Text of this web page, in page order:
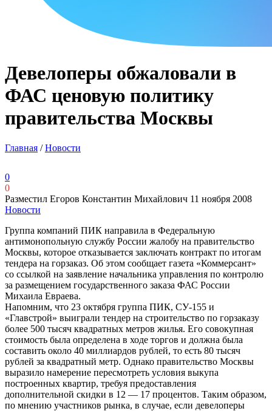
Девелоперы обжаловали в
ФАС ценовую политику
правительства Москвы
Главная /Новости
0
0
Разместил Егоров Константин Михайлович 11 ноября 2008
Новости
Группа компаний ПИК направила в Федеральную
антимонопольную службу России жалобу на правительство
Москвы, которое отказывается заключать контракт по итогам
тендера на горзаказ. Об этом сообщает газета «Коммерсант»
со ссылкой на заявление начальника управления по контролю
за размещением государственного заказа ФАС России
Михаила Евраева.
Напомним, что 23 октября группа ПИК, СУ-155 и
«Главстрой» выиграли тендер на строительство по горзаказу
более 500 тысяч квадратных метров жилья. Его совокупная
стоимость была определена в ходе торгов и должна была
составить около 40 миллиардов рублей, то есть 80 тысяч
рублей за квадратный метр. Однако правительство Москвы
выразило намерение пересмотреть условия выкупа
построенных квартир, требуя предоставления
дополнительной скидки в 12 — 17 процентов. Таким образом,
по мнению участников рынка, в случае, если девелоперы